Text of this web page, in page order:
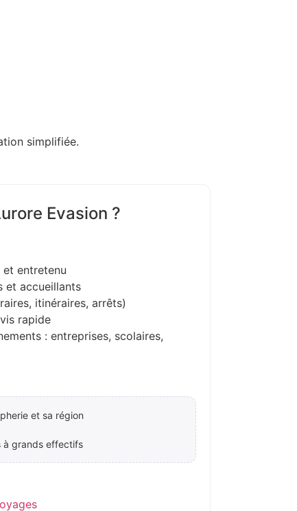
simplifiée.
Evasion ?
et entretenu
et accueillants
itinéraires, arrêts)
rapide
: entreprises, scolaires,
et sa région
à grands effectifs